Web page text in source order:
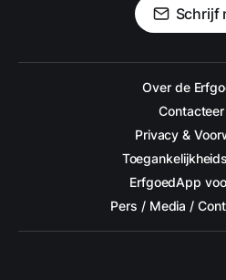
Schrijf
Over de
Privacy &
ErfgoedApp
Pers / Media /